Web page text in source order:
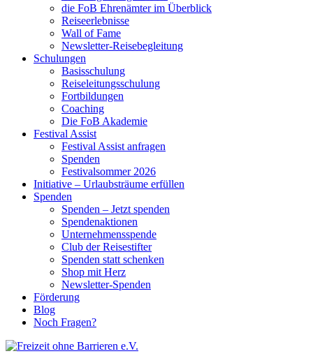
die FoB Ehrenämter im Überblick
Reiseerlebnisse
Wall of Fame
Newsletter-Reisebegleitung
Schulungen
Basisschulung
Reiseleitungsschulung
Fortbildungen
Coaching
Die FoB Akademie
Festival Assist
Festival Assist anfragen
Spenden
Festivalsommer 2026
Initiative – Urlaubsträume erfüllen
Spenden
Spenden – Jetzt spenden
Spendenaktionen
Unternehmensspende
Club der Reisestifter
Spenden statt schenken
Shop mit Herz
Newsletter-Spenden
Förderung
Blog
Noch Fragen?